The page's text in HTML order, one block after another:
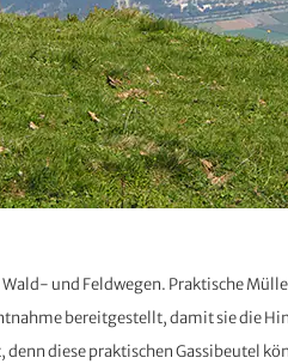
und Feldwegen. Praktische
bereitgestellt, damit sie die
diese praktischen Gassibeutel